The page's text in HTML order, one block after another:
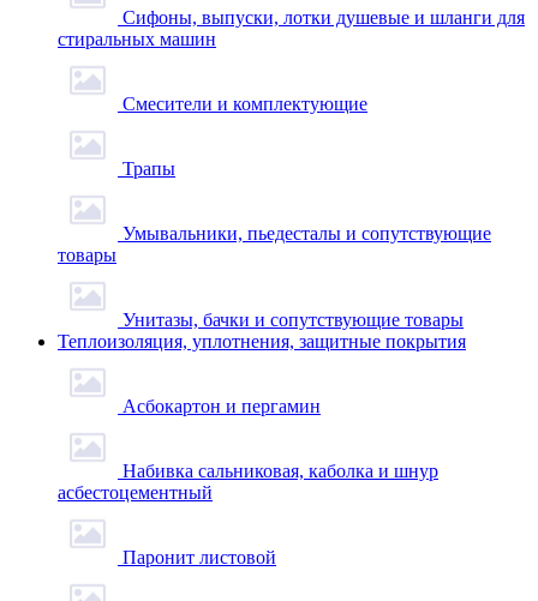
Сифоны, выпуски, лотки душевые и шланги для
стиральных машин
Смесители и комплектующие
Трапы
Умывальники, пьедесталы и сопутствующие
товары
Унитазы, бачки и сопутствующие товары
Теплоизоляция, уплотнения, защитные покрытия
Асбокартон и пергамин
Набивка сальниковая, каболка и шнур
асбестоцементный
Паронит листовой